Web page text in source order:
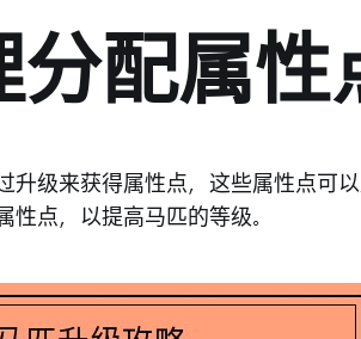
分配属性
升级来获得属性点，这些属性点可
性点，以提高马匹的等级。